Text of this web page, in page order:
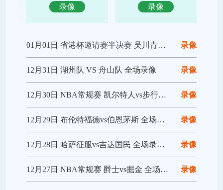
录像
录像
录像
01月01日 省港杯邀请赛半决赛 吴川青年vs肇庆高要金利诚峻 全场录像回放
录像
12月31日 湖州队 VS 舟山队 全场录像
录像
12月30日 NBA常规赛 凯尔特人vs步行者 全场集锦
录像
12月29日 布伦特福德vs伯恩茅斯 全场录像回放
录像
12月28日 哈萨征服vs吉达国民 全场录像回放
录像
12月27日 NBA常规赛 爵士vs掘金 全场录像回放